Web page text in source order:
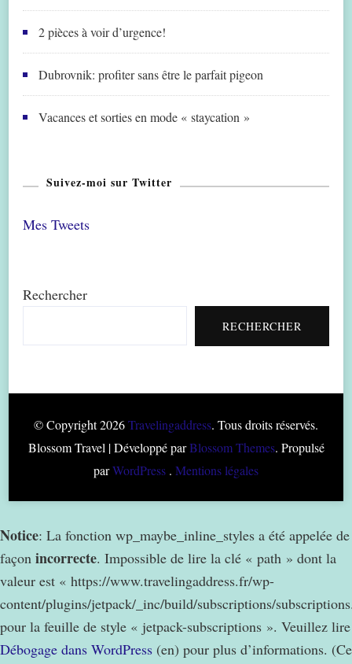
2 pièces à voir d’urgence!
Dubrovnik: profiter sans être le parfait pigeon
Vacances et sorties en mode « staycation »
Suivez-moi sur Twitter
Mes Tweets
Rechercher
RECHERCHER
© Copyright 2026Travelingaddress. Tous droits réservés.
Blossom Travel | Développé parBlossom Themes. Propulsé
parWordPress . Mentions légales
Notice: La fonction wp_maybe_inline_styles a été appelée de
façon incorrecte. Impossible de lire la clé « path » dont la
valeur est « https://www.travelingaddress.fr/wp-
content/plugins/jetpack/_inc/build/subscriptions/
pour la feuille de style « jetpack-subscriptions ». Veuillez lire
Débogage dans WordPress (en) pour plus d’informations. (Ce